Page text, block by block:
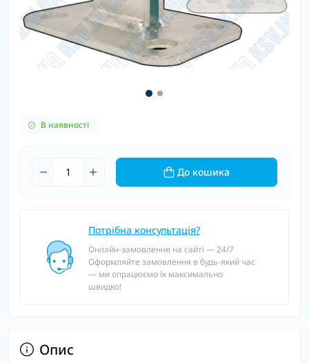
В наявності
До кошика
Потрібна консультація?
Онлайн-замовлення на сайті — 24/7
Оформляйте замовлення в будь-який час
— ми опрацюємо їх максимально
швидко!
Опис